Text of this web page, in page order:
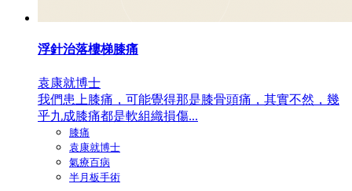
浮針治落樓梯膝痛
袁康就博士
我們患上膝痛，可能覺得那是膝骨頭痛，其實不然，幾
乎九成膝痛都是軟組織損傷...
膝痛
袁康就博士
氣療百病
半月板手術